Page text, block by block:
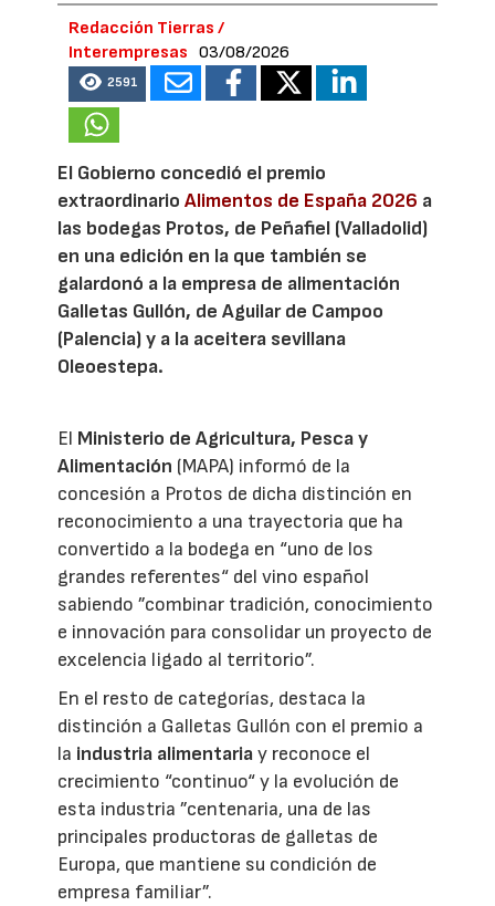
Redacción Tierras /
Interempresas
03/08/2026
2591
El Gobierno concedió el premio
extraordinarioAlimentos de España 2026 a
las bodegas Protos, de Peñafiel (Valladolid)
en una edición en la que también se
galardonó a la empresa de alimentación
Galletas Gullón, de Aguilar de Campoo
(Palencia) y a la aceitera sevillana
Oleoestepa.
El Ministerio de Agricultura, Pesca y
Alimentación (MAPA) informó de la
concesión a Protos de dicha distinción en
reconocimiento a una trayectoria que ha
convertido a la bodega en “uno de los
grandes referentes“ del vino español
sabiendo ”combinar tradición, conocimiento
e innovación para consolidar un proyecto de
excelencia ligado al territorio”.
En el resto de categorías, destaca la
distinción a Galletas Gullón con el premio a
la industria alimentariay reconoce el
crecimiento “continuo“ y la evolución de
esta industria ”centenaria, una de las
principales productoras de galletas de
Europa, que mantiene su condición de
empresa familiar”.